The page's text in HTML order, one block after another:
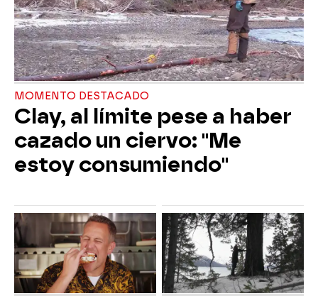
MOMENTO DESTACADO
Clay, al límite pese a haber
cazado un ciervo: "Me
estoy consumiendo"